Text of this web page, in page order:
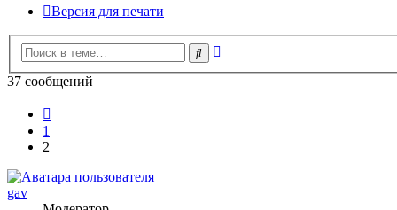
Версия для печати
Поиск
37 сообщений
1
2
gav